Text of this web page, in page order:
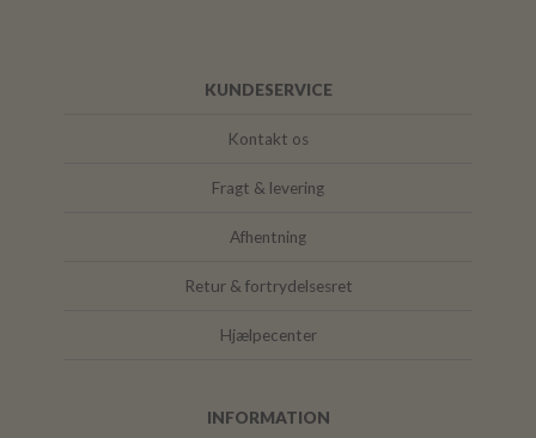
KUNDESERVICE
Kontakt os
Fragt & levering
Afhentning
Retur & fortrydelsesret
Hjælpecenter
INFORMATION